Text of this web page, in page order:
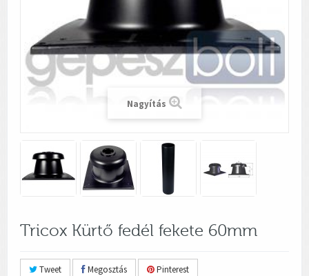
Nagyítás
Tricox Kürtő fedél fekete 60mm
Tweet Megosztás Pinterest